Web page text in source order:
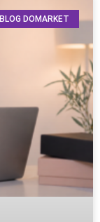
BLOG DOMARKET